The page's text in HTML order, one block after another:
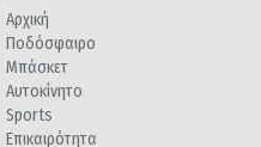
Αρχική
Ποδόσφαιρο
Μπάσκετ
Αυτοκίνητο
Sports
Επικαιρότητα